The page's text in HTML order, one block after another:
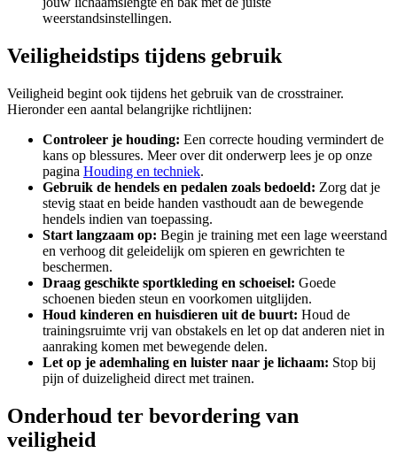
weerstandsinstellingen.
Veiligheidstips tijdens gebruik
Veiligheid begint ook tijdens het gebruik van de crosstrainer.
Hieronder een aantal belangrijke richtlijnen:
Controleer je houding: Een correcte houding vermindert de
kans op blessures. Meer over dit onderwerp lees je op onze
pagina Houding en techniek.
Gebruik de hendels en pedalen zoals bedoeld: Zorg dat je
stevig staat en beide handen vasthoudt aan de bewegende
hendels indien van toepassing.
Start langzaam op: Begin je training met een lage weerstand
en verhoog dit geleidelijk om spieren en gewrichten te
beschermen.
Draag geschikte sportkleding en schoeisel: Goede
schoenen bieden steun en voorkomen uitglijden.
Houd kinderen en huisdieren uit de buurt: Houd de
trainingsruimte vrij van obstakels en let op dat anderen niet in
aanraking komen met bewegende delen.
Let op je ademhaling en luister naar je lichaam: Stop bij
pijn of duizeligheid direct met trainen.
Onderhoud ter bevordering van
veiligheid